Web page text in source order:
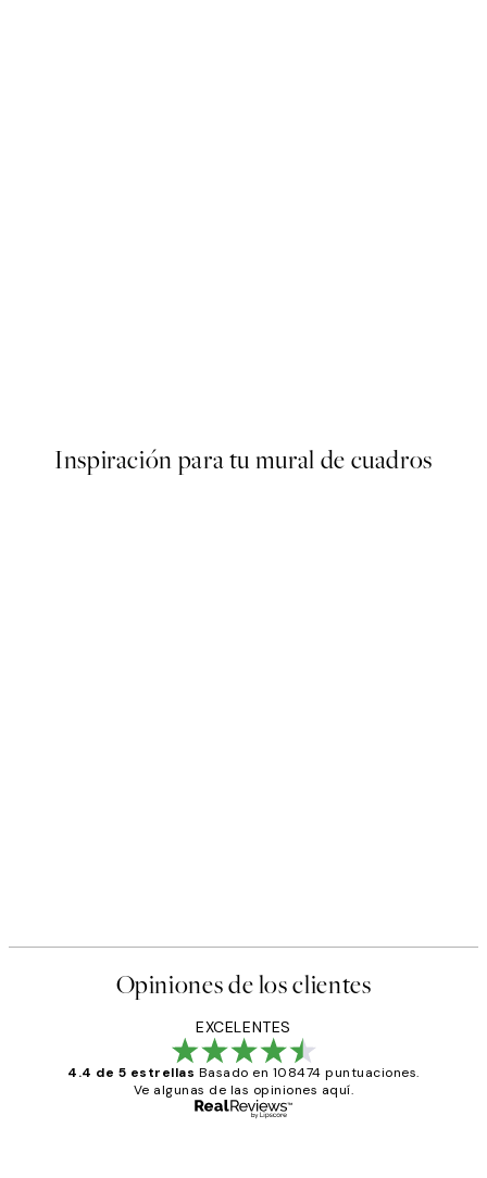
Inspiración para tu mural de cuadros
Opiniones de los clientes
EXCELENTES
4.4 de 5 estrellas Basado en 108474 puntuaciones.
Ve algunas de las opiniones aquí.